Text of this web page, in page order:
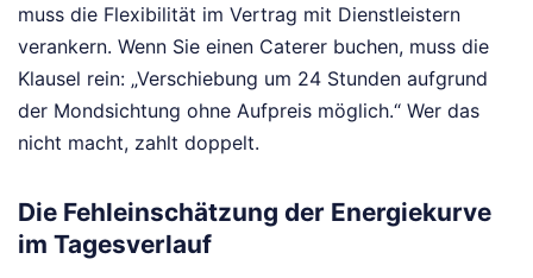
muss die Flexibilität im Vertrag mit Dienstleistern
verankern. Wenn Sie einen Caterer buchen, muss die
Klausel rein: „Verschiebung um 24 Stunden aufgrund
der Mondsichtung ohne Aufpreis möglich.“ Wer das
nicht macht, zahlt doppelt.
Die Fehleinschätzung der Energiekurve
im Tagesverlauf